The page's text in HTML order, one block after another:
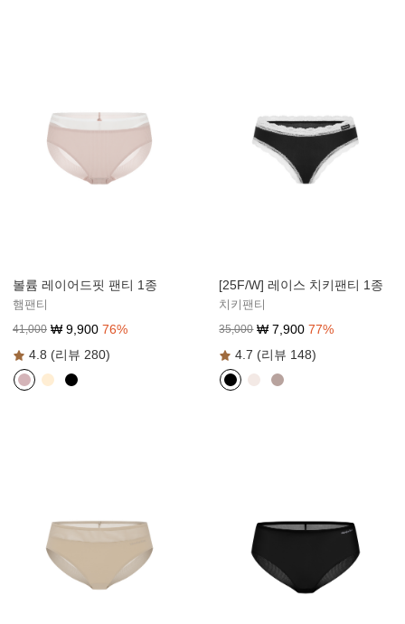
볼륨 레이어드핏 팬티 1종
햄팬티
41,000 ₩ 9,900 76%
4.8 (리뷰 280)
[25F/W] 레이스 치키팬티 1종
치키팬티
35,000 ₩7,900 77%
4.7 (리뷰 148)